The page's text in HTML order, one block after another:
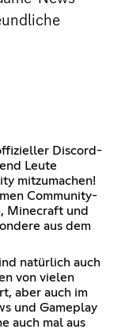
Discord-
Leute
mitzumachen!
Community-
Minecraft und
aus dem
natürlich auch
von vielen
aber auch im
und Gameplay
auch mal aus